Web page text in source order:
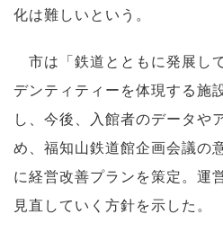
化は難しいという。
市は「鉄道とともに発展し
デンティティーを体現する施
し、今後、入館者のデータや
め、福知山鉄道館企画会議の
に経営改善プランを策定。運
見直していく方針を示した。